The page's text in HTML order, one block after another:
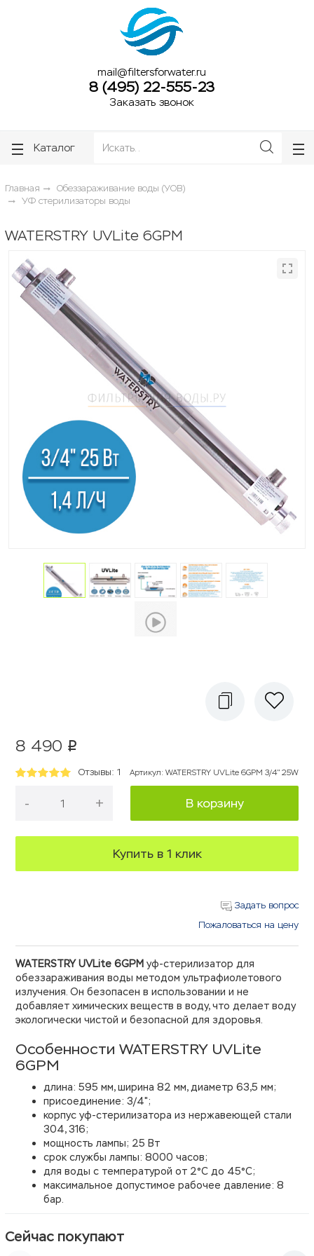
mail@filtersforwater.ru
8 (495) 22-555-23
Заказать звонок
Каталог
Главная
Обеззараживание воды (УОВ)
УФ стерилизаторы воды
WATERSTRY UVLite 6GPM
8 490 p
Отзывы: 1 Артикул: WATERSTRY UVLite 6GPM 3/4" 25W
- + В корзину
Купить в 1 клик
Задать вопрос
Пожаловаться на цену
WATERSTRY UVLite 6GPM уф-стерилизатор для
обеззараживания воды методом ультрафиолетового
излучения. Он безопасен в использовании и не
добавляет химических веществ в воду, что делает воду
экологически чистой и безопасной для здоровья.
Особенности WATERSTRY UVLite
6GPM
длина: 595 мм, ширина 82 мм, диаметр 63,5 мм;
присоединение: 3/4";
корпус уф-стерилизатора из нержавеющей стали
304, 316;
мощность лампы; 25 Вт
срок службы лампы: 8000 часов;
для воды с температурой от 2°C до 45°C;
максимальное допустимое рабочее давление: 8
бар.
Сейчас покупают